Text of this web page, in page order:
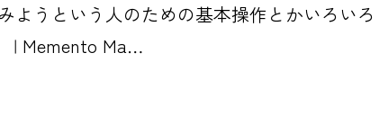
ようという人のための基本操作とかいろい
| Memento Ma…